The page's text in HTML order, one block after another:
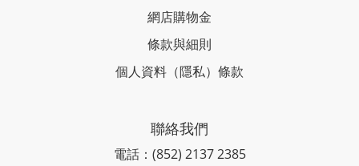
網店購物金
條款與細則
個人資料（隱私）條款
聯絡我們
電話：(852) 2137 2385